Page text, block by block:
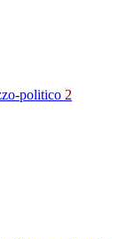
politico 2